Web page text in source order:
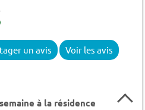
un avis Voir les avis
à la résidence